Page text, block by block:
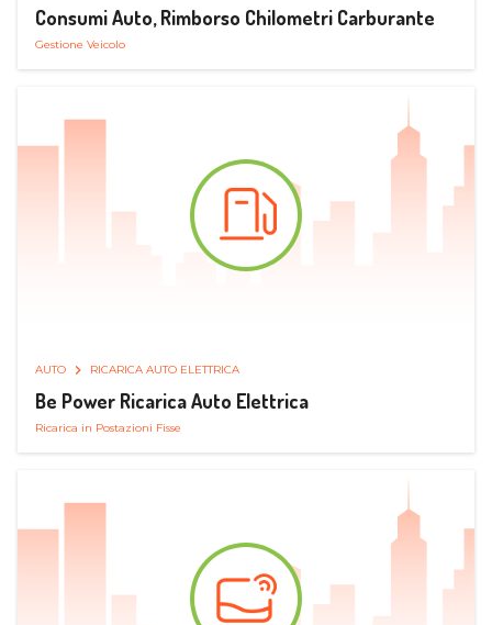
Consumi Auto, Rimborso Chilometri Carburante
Gestione Veicolo
AUTO RICARICA AUTO ELETTRICA
Be Power Ricarica Auto Elettrica
Ricarica in Postazioni Fisse